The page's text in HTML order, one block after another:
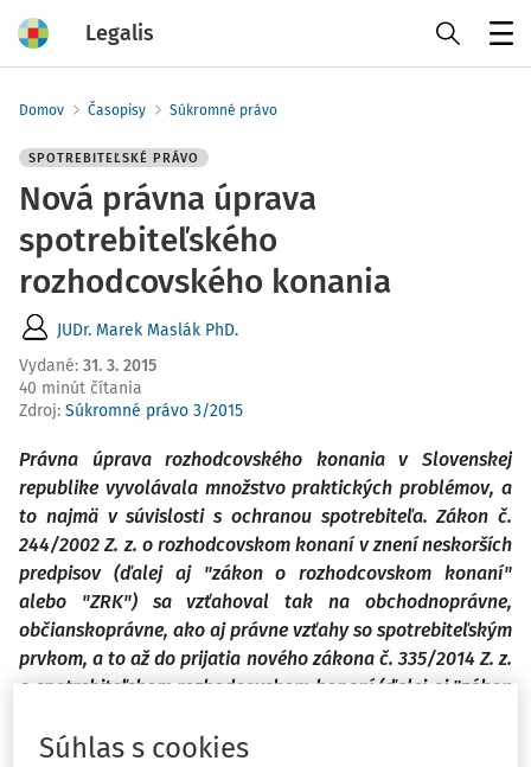
Legalis
Domov Časopisy Súkromné právo
SPOTREBITEĽSKÉ PRÁVO
Nová právna úprava
spotrebiteľského
rozhodcovského konania
JUDr. Marek Maslák PhD.
Vydané: 31. 3. 2015
40 minút čítania
Zdroj: Súkromné právo 3/2015
Právna úprava rozhodcovského konania v Slovenskej
republike vyvolávala množstvo praktických problémov, a
to najmä v súvislosti s ochranou spotrebiteľa. Zákon č.
244/2002 Z. z. o rozhodcovskom konaní v znení neskorších
predpisov (ďalej aj "zákon o rozhodcovskom konaní"
alebo "ZRK") sa vzťahoval tak na obchodnoprávne,
občianskoprávne, ako aj právne vzťahy so spotrebiteľským
prvkom, a to až do prijatia nového zákona č. 335/2014 Z. z.
o spotrebiteľskom rozhodcovskom konaní (ďalej aj "zákon
ktorý nadobudol účinnosť 1. januára 2015. Predmetným
Súhlas s cookies